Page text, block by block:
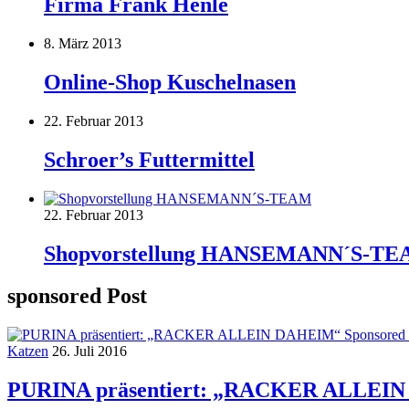
8. März 2013
Online-Shop Kuschelnasen
22. Februar 2013
Schroer’s Futtermittel
22. Februar 2013
Shopvorstellung HANSEMANN´S-
sponsored Post
Katzen 26. Juli 2016
PURINA präsentiert: „RACKER ALLEIN